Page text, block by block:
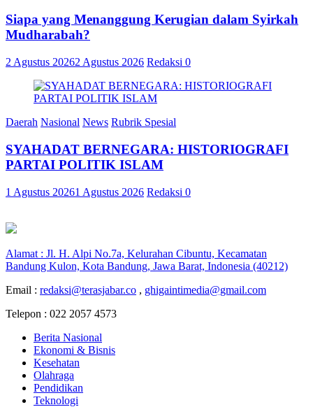
Siapa yang Menanggung Kerugian dalam Syirkah
Mudharabah?
2 Agustus 20262 Agustus 2026 Redaksi 0
Daerah Nasional News Rubrik Spesial
SYAHADAT BERNEGARA: HISTORIOGRAFI
PARTAI POLITIK ISLAM
1 Agustus 20261 Agustus 2026 Redaksi 0
Alamat : Jl. H. Alpi No.7a, Kelurahan Cibuntu, Kecamatan
Bandung Kulon, Kota Bandung, Jawa Barat, Indonesia (40212)
Email : redaksi@terasjabar.co , ghigaintimedia@gmail.com
Telepon : 022 2057 4573
Berita Nasional
Ekonomi & Bisnis
Kesehatan
Olahraga
Pendidikan
Teknologi